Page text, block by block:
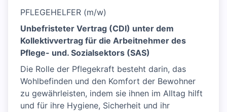
PFLEGEHELFER (m/w)
Unbefristeter Vertrag (CDI) unter dem
Kollektivvertrag für die Arbeitnehmer des
Pflege- und. Sozialsektors (SAS)
Die Rolle der Pflegekraft besteht darin, das
Wohlbefinden und den Komfort der Bewohner
zu gewährleisten, indem sie ihnen im Alltag hilft
und für ihre Hygiene, Sicherheit und ihr